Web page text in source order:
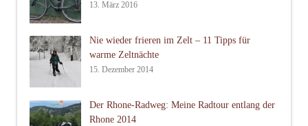
13. März 2016
Nie wieder frieren im Zelt – 11 Tipps für
warme Zeltnächte
15. Dezember 2014
Der Rhone-Radweg: Meine Radtour entlang der
Rhone 2014